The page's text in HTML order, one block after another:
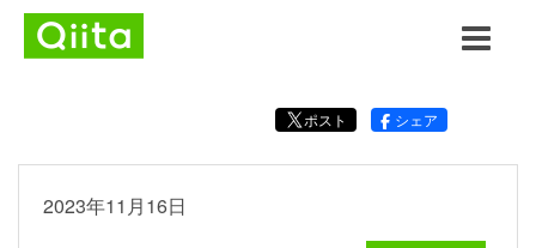
ポスト シェア
2023年11月16日